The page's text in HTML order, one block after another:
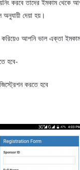
করবে তাদের ইমকাম থেকে
দেয়া হয়।
করিয়েও আপনি ভাল এক্তা
হবে-
করতে হবে